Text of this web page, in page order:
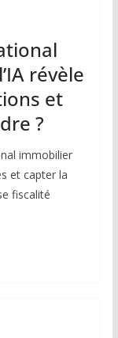
révèle
et
?
immobilier
et capter la
fiscalité